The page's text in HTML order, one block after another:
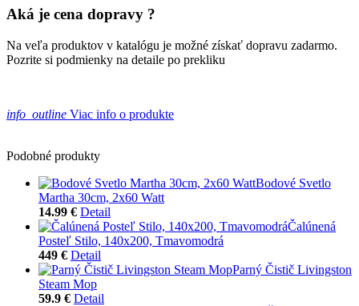
Aká je cena dopravy ?
Na veľa produktov v katalógu je možné získať dopravu zadarmo.
Pozrite si podmienky na detaile po prekliku
info_outline Viac info o produkte
Podobné produkty
Bodové Svetlo
Martha 30cm, 2x60 Watt
14.99 € Detail
Čalúnená
Posteľ Stilo, 140x200, Tmavomodrá
449 € Detail
Parný Čistič Livingston
Steam Mop
59.9 € Detail